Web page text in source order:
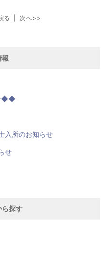
る 次へ>>
報
◆◆
入所のお知らせ
せ
ら探す